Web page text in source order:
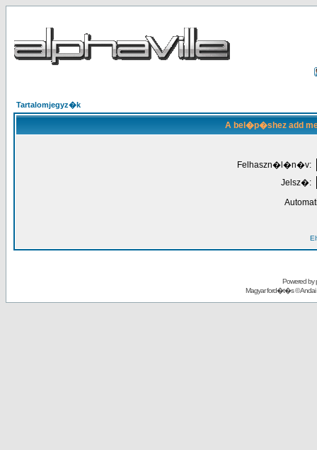
Tartalomjegyz�k
A bel�p�shez add
Felhaszn�l�n�v:
Jelsz�:
Powered by
Magyar ford�t�s ©Andai